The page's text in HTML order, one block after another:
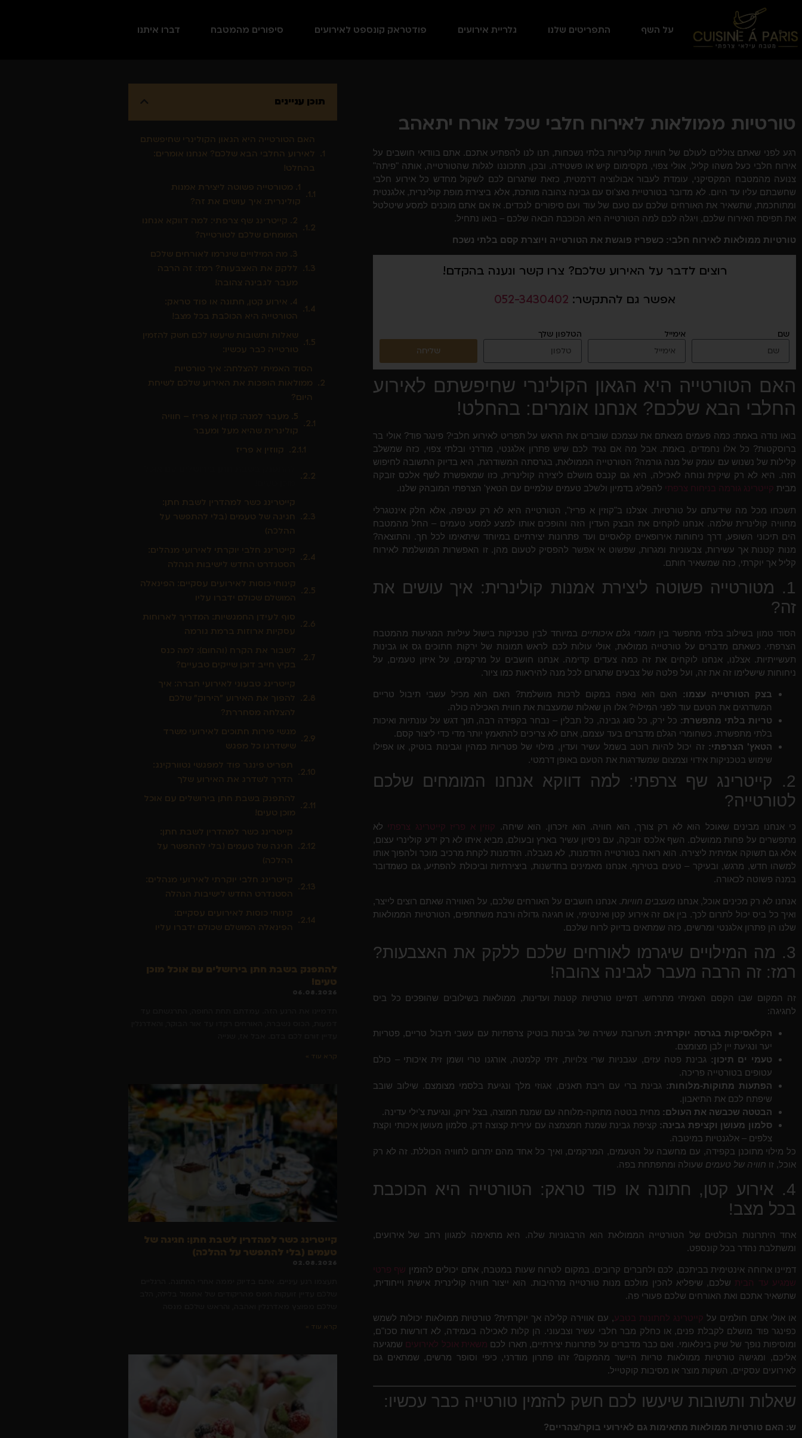
על השף התפריטים שלנו גלריית אירועים פודטראק קונספט לאירועים סיפורים מהמטבח דברו איתנו
טורטיות ממולאות לאירוח חלבי שכל אורח יתאהב
רגע לפני שאתם צוללים לעולם של חוויות קולינריות בלתי נשכחות, תנו לנו להפתיע אתכם. אתם בוודאי חושבים על
אירוח חלבי כעל משהו קליל, אולי צפוי, מקסימום קיש או פשטידה. ובכן, תתכוננו לגלות שהטורטייה, אותה "פיתה"
צנועה מהמטבח המקסיקני, עומדת לעבור אבולוציה דרמטית, כזאת שתגרום לכם לשקול מחדש כל אירוע חלבי
שחשבתם עליו עד היום. לא מדובר בטורטיית נאצ'וס עם גבינה צהובה מותכת, אלא ביצירת מופת קולינרית, אלגנטית
ומתוחכמת, שתשאיר את האורחים שלכם עם טעם של עוד ועם סיפורים לנכדים. אז אם אתם מוכנים למסע שיטלטל
את תפיסת האירוח שלכם, ויגלה לכם למה הטורטייה היא הכוכבת הבאה שלכם – בואו נתחיל.
טורטיות ממולאות לאירוח חלבי: כשפריז פוגשת את הטורטייה ויוצרת קסם בלתי נשכח
רוצים לדבר על האירוע שלכם? צרו קשר ונענה בהקדם!
אפשר גם להתקשר: 052-3430402
שם אימייל
הטלפון שלך
שליחה
האם הטורטייה היא הגאון הקולינרי שחיפשתם לאירוע
החלבי הבא שלכם? אנחנו אומרים: בהחלט!
בואו נודה באמת: כמה פעמים מצאתם את עצמכם שוברים את הראש על תפריט לאירוע חלבי? פינגר פוד? אולי בר
ברוסקטות? כל אלו נחמדים, באמת. אבל מה אם נגיד לכם שיש פתרון אלגנטי, מודרני ובלתי צפוי, כזה שמשלב
קלילות של נשנוש עם עומק של מנה גורמה? הטורטייה הממולאת, בגרסתה המשודרגת, היא בדיוק התשובה לחיפוש
הזה. היא לא רק שיקית ונוחה לאכילה, היא גם קנבס מושלם ליצירה קולינרית, כזו שמאפשרת לשף אלכס זובקה
מבית קייטרינג גורמה בניחוח צרפתי להפליג בדמיון ולשלב טעמים עולמיים עם הטאץ' הצרפתי המובהק שלנו.
תשכחו מכל מה שידעתם על טורטיות. אצלנו ב"קוזין א פריז", הטורטייה היא לא רק עטיפה, אלא חלק אינטגרלי
מחוויה קולינרית שלמה. אנחנו לוקחים את הבצק העדין הזה והופכים אותו למצע למסע טעמים – החל מהמטבח
הים תיכוני השופע, דרך ניחוחות אירופאיים קלאסיים ועד פתרונות יצירתיים במיוחד שיתאימו לכל חך. והתוצאה?
מנות קטנות אך עשירות, צבעוניות ומגרות, שפשוט אי אפשר להפסיק לטעום מהן. זו האפשרות המושלמת לאירוח
קליל אך יוקרתי, כזה שמשאיר חותם.
1. מטורטייה פשוטה ליצירת אמנות קולינרית: איך עושים את
זה?
הסוד טמון בשילוב בלתי מתפשר בין חומרי גלם איכותיים במיוחד לבין טכניקות בישול עיליות המגיעות מהמטבח
הצרפתי. כשאתם מדברים על טורטייה ממולאת, אולי עולות לכם לראש תמונות של ירקות חתוכים גס או גבינות
תעשייתיות. אצלנו, אנחנו לוקחים את זה כמה צעדים קדימה. אנחנו חושבים על מרקמים, על איזון טעמים, על
ניחוחות שישלימו זה את זה, ועל פלטה של צבעים שתגרום לכל מנה להיראות כמו ציור.
בצק הטורטייה עצמו:
האם הוא נאפה במקום לרכות מושלמת? האם הוא מכיל עשבי תיבול טריים
המשדרגים את הטעם עוד לפני המילוי? אלו הן שאלות שמעצבות את חווית האכילה כולה.
טריות בלתי מתפשרת: כל ירק, כל סוג גבינה, כל תבלין – נבחר בקפידה רבה, תוך דגש על עונתיות ואיכות
בלתי מתפשרת. כשחומרי הגלם מדברים בעד עצמם, אתם לא צריכים להתאמץ יותר מדי כדי ליצור קסם.
הטאץ' הצרפתי: זה יכול להיות רוטב בשמל עשיר ועדין, מילוי של פטריות כמהין וגבינות בוטיק, או אפילו
שימוש בטכניקות אידוי וצמצום שמשדרגות את הטעם באופן דרמטי.
2. קייטרינג שף צרפתי: למה דווקא אנחנו המומחים שלכם
לטורטייה?
כי אנחנו מבינים שאוכל הוא לא רק צורך, הוא חוויה. הוא זיכרון. הוא שיחה. קוזין א פריז קייטרינג צרפתי
לא
מתפשרים על פחות ממושלם. השף אלכס זובקה, עם ניסיון עשיר בארץ ובעולם, מביא איתו לא רק ידע קולינרי עצום,
אלא גם תשוקה אמיתית ליצירה. הוא רואה בטורטייה הזדמנות, לא מגבלה. הזדמנות לקחת מרכיב מוכר ולהפוך אותו
למשהו חדש, מרגש, ובעיקר – טעים בטירוף. אנחנו מאמינים בחדשנות, ביצירתיות וביכולת להפתיע, גם כשמדובר
במנה פשוטה לכאורה.
אנחנו לא רק מכינים אוכל, אנחנו מעצבים חוויות. אנחנו חושבים על האורחים שלכם, על האווירה שאתם רוצים לייצר,
ואיך כל ביס יכול לתרום לכך. בין אם זה אירוע קטן ואינטימי, או חגיגה גדולה ורבת משתתפים, הטורטיות הממולאות
שלנו הן פתרון אלגנטי ומרשים, כזה שמתאים בדיוק לרוח שלכם.
3. מה המילויים שיגרמו לאורחים שלכם ללקק את האצבעות?
רמז: זה הרבה מעבר לגבינה צהובה!
זה המקום שבו הקסם האמיתי מתרחש. דמיינו טורטיות קטנות ועדינות, ממולאות בשילובים שהופכים כל ביס
לחגיגה:
הקלאסיקות בגרסה יוקרתית: תערובת עשירה של גבינות בוטיק צרפתיות עם עשבי תיבול טריים, פטריות
יער ונגיעת יין לבן מצומצם.
טעמי ים תיכון: גבינת פטה עזים, עגבניות שרי צלויות, זיתי קלמטה, אורגנו טרי ושמן זית איכותי – כולם
עטופים בטורטייה פריכה.
הפתעות מתוקות-מלוחות: גבינת ברי עם ריבת תאנים, אגוזי מלך ונגיעת בלסמי מצומצם. שילוב שובב
שיפתח לכם את התיאבון.
הבטטה שכבשה את העולם: מחית בטטה מתוקה-מלוחה עם שמנת חמוצה, בצל ירוק, ונגיעת צ'ילי עדינה.
סלמון מעושן וקציפת גבינה: קציפת גבינת שמנת חמצמצה עם עירית קצוצה דק, סלמון מעושן איכותי וקצת
צלפים – אלגנטיות במיטבה.
כל מילוי מתוכנן בקפידה, עם מחשבה על הטעמים, המרקמים, ואיך כל אחד מהם יתרום לחוויה הכוללת. זה לא רק
אוכל, זו חוויה של טעמים שעולה ומתפתחת בפה.
4. אירוע קטן, חתונה או פוד טראק: הטורטייה היא הכוכבת
בכל מצב!
אחד היתרונות הבולטים של הטורטייה הממולאת הוא הרבגוניות שלה. היא מתאימה למגוון רחב של אירועים,
ומשתלבת נהדר בכל קונספט.
דמיינו ארוחה אינטימית בביתכם, לכם ולחברים קרובים. במקום לטרוח שעות במטבח, אתם יכולים להזמין שף פרטי
שמגיע עד הבית שלכם, שיפליא להכין מולכם מנות טורטייה מרהיבות. הוא ייצור חוויה קולינרית אישית וייחודית,
שתשאיר אתכם ואת האורחים שלכם פעורי פה.
או אולי אתם חולמים על קייטרינג לחתונות בטבע, עם אווירה קלילה אך יוקרתית? טורטיות ממולאות יכולות לשמש
כפינגר פוד מושלם לקבלת פנים, או כחלק מבר חלבי עשיר וצבעוני. הן קלות לאכילה בעמידה, לא דורשות סכו"ם,
ומוסיפות נופך של שיק בינלאומי. ואם כבר מדברים על פתרונות יצירתיים, תארו לכם משאית אוכל לאירועים שמגיעה
אליכם, ומגישה טורטיות ממולאות טריות היישר מהמקום? זהו פתרון מודרני, כיפי וסופר מרשים, שמתאים גם
לאירועים עסקיים, השקות מוצר או מסיבות קוקטייל.
שאלות ותשובות שיעשו לכם חשק להזמין טורטייה כבר עכשיו:
ש: האם טורטיות ממולאות מתאימות גם לאירועי בוקר/צהריים?
תוכן עניינים
האם הטורטייה היא הגאון הקולינרי שחיפשתם
לאירוע החלבי הבא שלכם? אנחנו אומרים:
בהחלט!
1. מטורטייה פשוטה ליצירת אמנות
קולינרית: איך עושים את זה?
2. קייטרינג שף צרפתי: למה דווקא אנחנו
המומחים שלכם לטורטייה?
3. מה המילויים שיגרמו לאורחים שלכם
ללקק את האצבעות? רמז: זה הרבה
מעבר לגבינה צהובה!
4. אירוע קטן, חתונה או פוד טראק:
הטורטייה היא הכוכבת בכל מצב!
שאלות ותשובות שיעשו לכם חשק להזמין
טורטייה כבר עכשיו:
הסוד האמיתי להצלחה: איך טורטיות
ממולאות הופכות את האירוע שלכם לשיחת
היום?
5. מעבר למנה: קוזין א פריז – חוויה
קולינרית שהיא מעל ומעבר
קווזין א פריז
קייטרינג כשר למהדרין לשבת חתן:
חגיגה של טעמים (בלי להתפשר על
ההלכה)
קייטרינג חלבי יוקרתי לאירועי מנהלים:
הסטנדרט החדש לישיבות הנהלה
קינוחי כוסות לאירועים עסקיים: הפינאלה
המושלם שכולם ידברו עליו
סוף לעידן החמגשיות: המדריך לארוחות
עסקיות ארוזות ברמת גורמה
לשבור את הקרח (והחום): למה כנס
בקיץ חייב דוכן שייקים טבעיים?
קייטרינג טבעוני לאירועי חברה: איך
להפוך את האירוע "הירוק" שלכם
להצלחה מסחררת?
מגשי פירות חתוכים לאירועי משרד
שישדרגו כל מפגש
תפריט פינגר פוד למפגשי נטוורקינג:
הדרך לשדרג את האירוע שלך
להתפנק בשבת חתן בירושלים עם אוכל
מוכן טעים!
קייטרינג כשר למהדרין לשבת חתן:
חגיגה של טעמים (בלי להתפשר על
ההלכה)
קייטרינג חלבי יוקרתי לאירועי מנהלים:
הסטנדרט החדש לישיבות הנהלה
קינוחי כוסות לאירועים עסקיים:
הפינאלה המושלם שכולם ידברו עליו
להתפנק בשבת חתן בירושלים עם אוכל מוכן
טעים!
06.08.2026
קרא עוד »
קייטרינג כשר למהדרין לשבת חתן: חגיגה של
טעמים (בלי להתפשר על ההלכה)
02.08.2026
קרא עוד »